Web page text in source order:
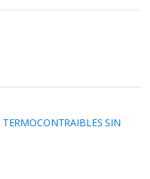
TERMOCONTRAIBLES SIN